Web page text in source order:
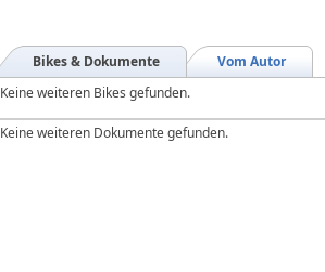
Vom Autor
Bikes & Dokumente
Keine weiteren Bikes gefunden.
Keine weiteren Dokumente gefunden.